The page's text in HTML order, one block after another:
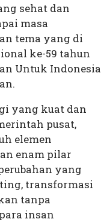
sehat dan
masa
tema yang di
ke-59 tahun
Untuk Indonesia
yang kuat dan
pusat,
elemen
enam pilar
yang
transformasi
tanpa
insan